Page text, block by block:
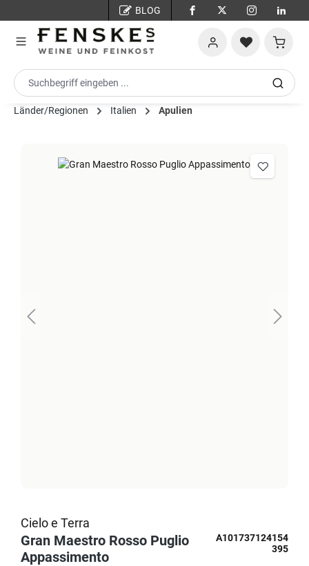
BLOG
Länder/Regionen Italien Apulien
Cielo e Terra
Gran Maestro Rosso Puglio
Appassimento
A101737124154
395